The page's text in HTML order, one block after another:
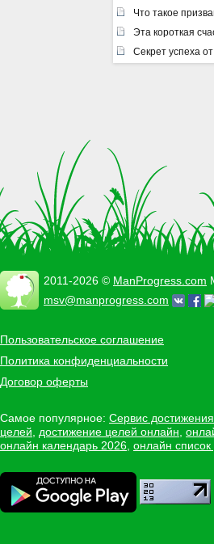
Что такое
Эта короткая
Секрет успеха
2011-2026 © ManProgress.com
msv@manprogress.com
Пользовательское соглашение
Политика конфиденциальности
Договор оферты
Самое популярное: Сервис
целей
достижение целей онлайн
онлайн календарь 2026 онлайн список